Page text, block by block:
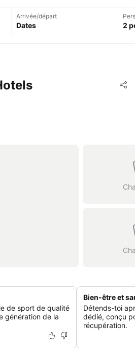
Arrivée/départ
Dates 2
de sport de qualité
génération de la
Bien-être et
Détends-toi
dédié, conçu
récupération.